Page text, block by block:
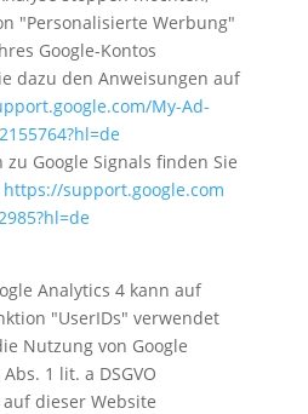
"Personalisierte Werbung"
Google-Kontos
dazu den Anweisungen auf
/My-Ad-
?hl=de
Google Signals finden Sie
https://support.google.com
?hl=de
Analytics 4 kann auf
"UserIDs" verwendet
Nutzung von Google
1 lit. a DSGVO
dieser Website